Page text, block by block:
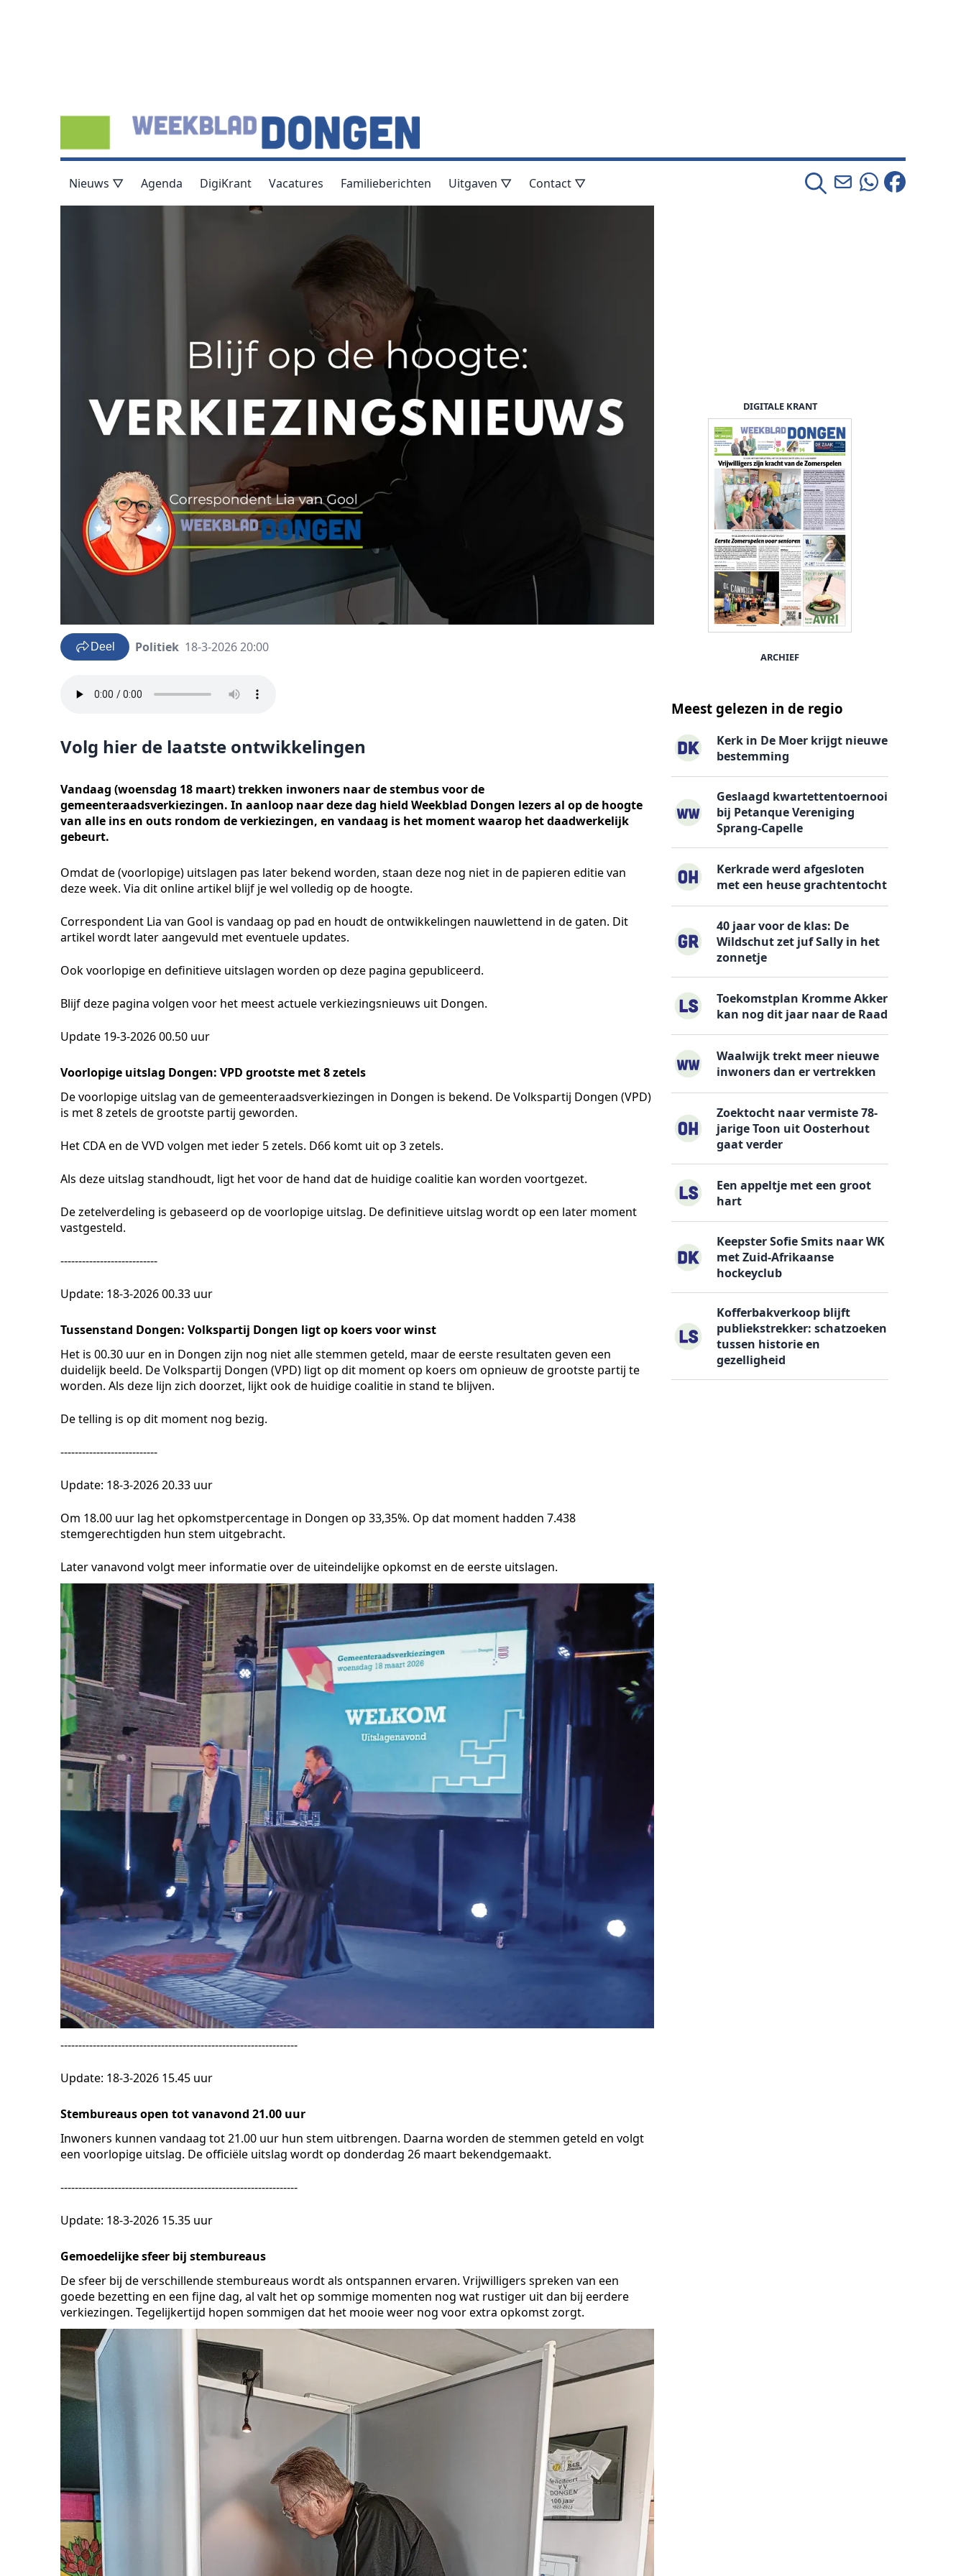
Nieuws ▽ Agenda DigiKrant Vacatures Familieberichten Uitgaven ▽ Contact ▽
Deel Politiek 18-3-2026 20:00
Volg hier de laatste ontwikkelingen
Vandaag (woensdag 18 maart) trekken inwoners naar de stembus voor de
gemeenteraadsverkiezingen. In aanloop naar deze dag hield Weekblad Dongen lezers al op de hoogte
van alle ins en outs rondom de verkiezingen, en vandaag is het moment waarop het daadwerkelijk
gebeurt.
Omdat de (voorlopige) uitslagen pas later bekend worden, staan deze nog niet in de papieren editie van
deze week. Via dit online artikel blijf je wel volledig op de hoogte.
Correspondent Lia van Gool is vandaag op pad en houdt de ontwikkelingen nauwlettend in de gaten. Dit
artikel wordt later aangevuld met eventuele updates.
Ook voorlopige en definitieve uitslagen worden op deze pagina gepubliceerd.
Blijf deze pagina volgen voor het meest actuele verkiezingsnieuws uit Dongen.
Update 19-3-2026 00.50 uur
Voorlopige uitslag Dongen: VPD grootste met 8 zetels
De voorlopige uitslag van de gemeenteraadsverkiezingen in Dongen is bekend. De Volkspartij Dongen (VPD)
is met 8 zetels de grootste partij geworden.
Het CDA en de VVD volgen met ieder 5 zetels. D66 komt uit op 3 zetels.
Als deze uitslag standhoudt, ligt het voor de hand dat de huidige coalitie kan worden voortgezet.
De zetelverdeling is gebaseerd op de voorlopige uitslag. De definitieve uitslag wordt op een later moment
vastgesteld.
---------------------------
Update: 18-3-2026 00.33 uur
Tussenstand Dongen: Volkspartij Dongen ligt op koers voor winst
Het is 00.30 uur en in Dongen zijn nog niet alle stemmen geteld, maar de eerste resultaten geven een
duidelijk beeld. De Volkspartij Dongen (VPD) ligt op dit moment op koers om opnieuw de grootste partij te
worden. Als deze lijn zich doorzet, lijkt ook de huidige coalitie in stand te blijven.
De telling is op dit moment nog bezig.
---------------------------
Update: 18-3-2026 20.33 uur
Om 18.00 uur lag het opkomstpercentage in Dongen op 33,35%. Op dat moment hadden 7.438
stemgerechtigden hun stem uitgebracht.
Later vanavond volgt meer informatie over de uiteindelijke opkomst en de eerste uitslagen.
------------------------------------------------------------------
Update: 18-3-2026 15.45 uur
Stembureaus open tot vanavond 21.00 uur
Inwoners kunnen vandaag tot 21.00 uur hun stem uitbrengen. Daarna worden de stemmen geteld en volgt
een voorlopige uitslag. De officiële uitslag wordt op donderdag 26 maart bekendgemaakt.
------------------------------------------------------------------
Update: 18-3-2026 15.35 uur
Gemoedelijke sfeer bij stembureaus
De sfeer bij de verschillende stembureaus wordt als ontspannen ervaren. Vrijwilligers spreken van een
goede bezetting en een fijne dag, al valt het op sommige momenten nog wat rustiger uit dan bij eerdere
verkiezingen. Tegelijkertijd hopen sommigen dat het mooie weer nog voor extra opkomst zorgt.
DIGITALE KRANT
ARCHIEF
Meest gelezen in de regio
Kerk in De Moer krijgt nieuwe
bestemming
Geslaagd kwartettentoernooi
bij Petanque Vereniging
Sprang-Capelle
Kerkrade werd afgesloten
met een heuse grachtentocht
40 jaar voor de klas: De
Wildschut zet juf Sally in het
zonnetje
Toekomstplan Kromme Akker
kan nog dit jaar naar de Raad
Waalwijk trekt meer nieuwe
inwoners dan er vertrekken
Zoektocht naar vermiste 78-
jarige Toon uit Oosterhout
gaat verder
Een appeltje met een groot
hart
Keepster Sofie Smits naar WK
met Zuid-Afrikaanse
hockeyclub
Kofferbakverkoop blijft
publiekstrekker: schatzoeken
tussen historie en
gezelligheid